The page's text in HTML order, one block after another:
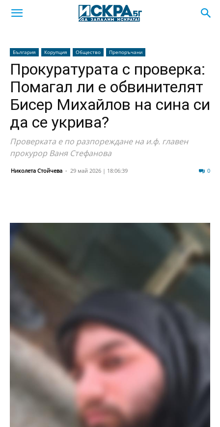
България Корупция Общество Препоръчани
Прокуратурата с проверка:
Помагал ли е обвинителят
Бисер Михайлов на сина си
да се укрива?
Проверката е по разпореждане на и.ф. главен
прокурор Ваня Стефанова
Николета Стойчева - 29 май 2026 | 18:06:39 0